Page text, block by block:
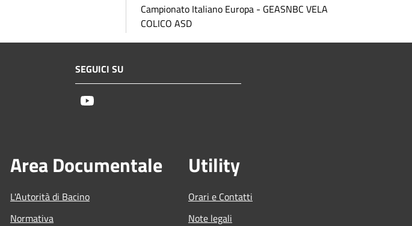
Campionato Italiano Europa - GEASNBC VELA
COLICO ASD
SEGUICI SU
Area Documentale
L'Autorità di Bacino
Normativa
Utility
Orari e Contatti
Note legali